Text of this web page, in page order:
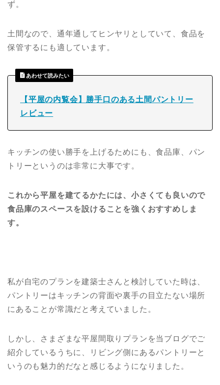
ず。
土間なので、通年通してヒンヤリとしていて、食品を
保管するにも適しています。
あわせて読みたい
【平屋の内覧会】勝手口のある土間パントリー
レビュー
キッチンの使い勝手を上げるためにも、食品庫、パン
トリーというのは非常に大事です。
これから平屋を建てるかたには、小さくても良いので
食品庫のスペースを設けることを強くおすすめしま
す。
私が自宅のプランを建築士さんと検討していた時は、
パントリーはキッチンの背面や裏手の目立たない場所
にあることが常識だと考えていました。
しかし、さまざまな平屋間取りプランを当ブログでご
紹介しているうちに、リビング側にあるパントリーと
いうのも魅力的だなと感じるようになりました。